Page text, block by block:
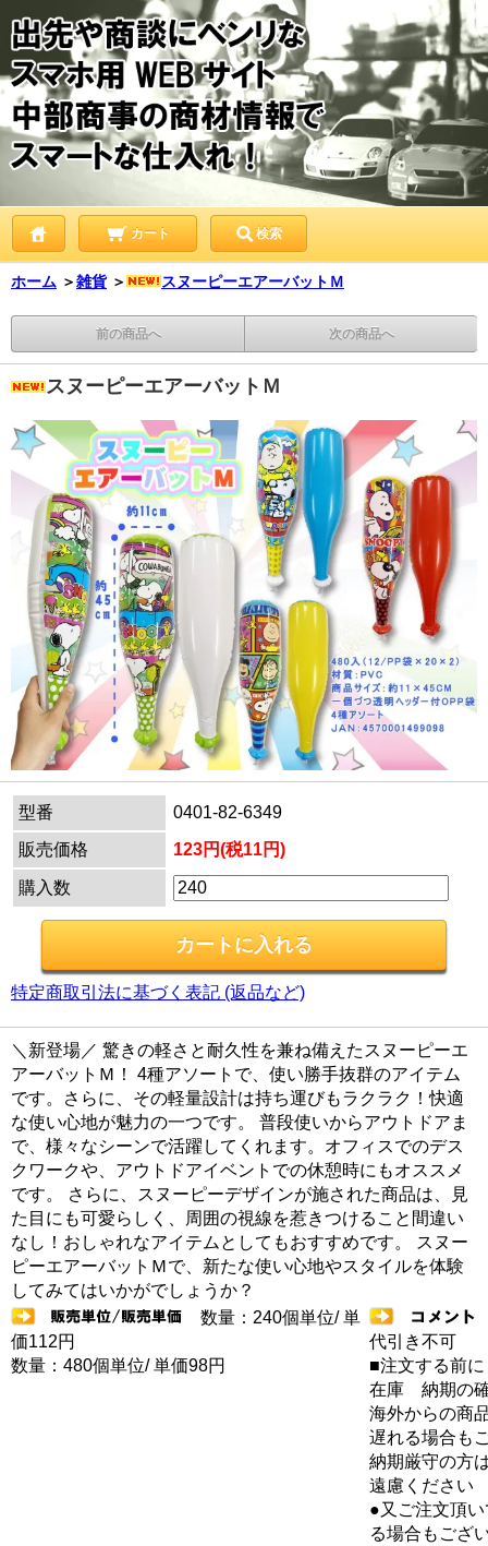
カート 検索
ホーム ＞雑貨 ＞ スヌーピーエアーバットＭ
前の商品へ 次の商品へ
スヌーピーエアーバットＭ
型番
0401-82-6349
販売価格
123円(税11円)
購入数
特定商取引法に基づく表記 (返品など)
＼新登場／ 驚きの軽さと耐久性を兼ね備えたスヌーピーエ
アーバットＭ！ 4種アソートで、使い勝手抜群のアイテム
です。さらに、その軽量設計は持ち運びもラクラク！快適
な使い心地が魅力の一つです。 普段使いからアウトドアま
で、様々なシーンで活躍してくれます。オフィスでのデス
クワークや、アウトドアイベントでの休憩時にもオススメ
です。 さらに、スヌーピーデザインが施された商品は、見
た目にも可愛らしく、周囲の視線を惹きつけること間違い
なし！おしゃれなアイテムとしてもおすすめです。 スヌー
ピーエアーバットＭで、新たな使い心地やスタイルを体験
してみてはいかがでしょうか？
数量：240個単位/ 単
価112円
数量：480個単位/ 単価98円
代引き不可
■注文する前に
在庫 納期の
海外からの商
遅れる場合も
納期厳守の方
遠慮ください
●又ご注文頂
る場合もござ